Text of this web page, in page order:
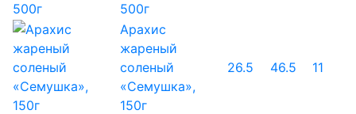
500г
Арахис
жареный
соленый
«Семушка»,
150г
26.5 46.5 11